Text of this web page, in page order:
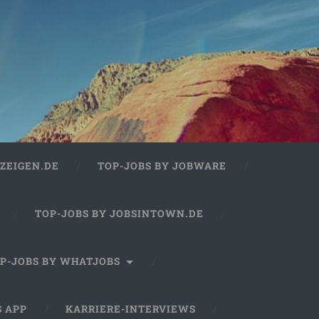
TOP-JOBS BY JOBWARE
TOP-JOBS BY JOBSINTOWN.DE
JOBS BY WHATJOBS
APP KARRIERE-INTERVIEWS